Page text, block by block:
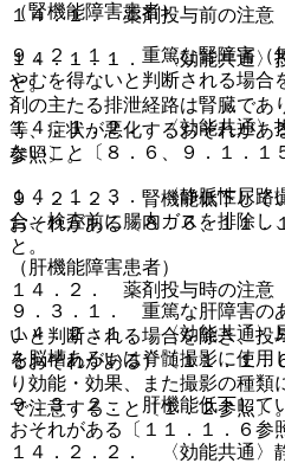
１４．１． 薬剤投与前の注意
１４．１．１． 〈効能共通〉
と。
１４．１．２． 〈効能共通〉
ないこと〔８．６、９．１．１
１４．１．３． 〈静脈性尿路
合、検査前に腸内ガスを排除し
と。
１４．２． 薬剤投与時の注意
１４．２．１． 〈効能共通〉
を脳槽あるいは脊髄撮影に使用
り効能・効果、また撮影の種
で注意すること〔１．２参照〕
１４．２．２． 〈効能共通〉
（腎機能障害患者）
９．２．１． 重篤な腎障害（
やむを得ないと判断される場合
剤の主たる排泄経路は腎臓であ
等、症状が悪化するおそれがあ
参照〕。
９．２．２． 腎機能低下して
おそれがある〔８．６、１１．
（肝機能障害患者）
９．３．１． 重篤な肝障害の
いと判断される場合を除き、投
るおそれがある）〔１１．１．
９．３．２． 肝機能低下して
おそれがある〔１１．１．６参